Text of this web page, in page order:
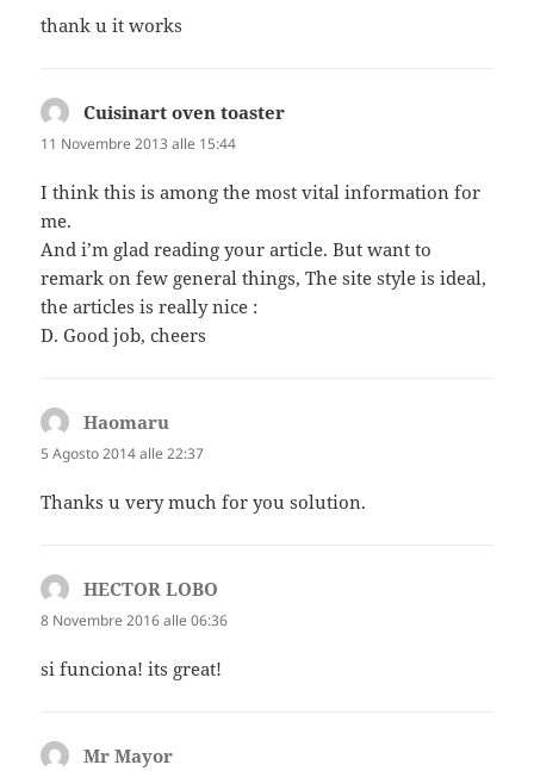
thank u it works
Cuisinart oven toaster
11 Novembre 2013 alle 15:44
I think this is among the most vital information for
me.
And i’m glad reading your article. But want to
remark on few general things, The site style is ideal,
the articles is really nice :
D. Good job, cheers
Haomaru
detto:
5 Agosto 2014 alle 22:37
Thanks u very much for you solution.
HECTOR LOBO
detto:
8 Novembre 2016 alle 06:36
si funciona! its great!
Mr Mayor